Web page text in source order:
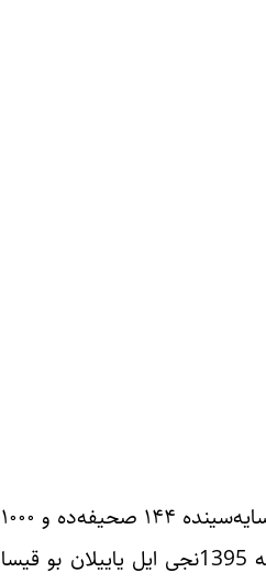
دونیا شؤهرتلی قیرقیز یازیچیسی «چنگیز آیتماتوف»ون «آنا تارلا» پووئستی «بهرام سورگون»ون امه‌یی سایه‌سینده ۱۴۴ صحیفه‌ده و ۱۰۰۰
نوسخه تیراژدا‌ «پارلاق قلم» انتشاراتی طرفیندن ایشیق اوزو گؤرموشدور. عرب الیفاسی ایله ایلک دفعه 1395نجی ایل یاییلان بو قیسا